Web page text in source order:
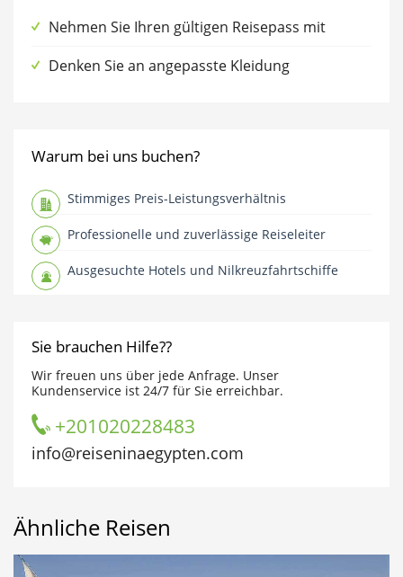
Nehmen Sie Ihren gültigen Reisepass mit
Denken Sie an angepasste Kleidung
Warum bei uns buchen?
Stimmiges Preis-Leistungsverhältnis
Professionelle und zuverlässige Reiseleiter
Ausgesuchte Hotels und Nilkreuzfahrtschiffe
Sie brauchen Hilfe??
Wir freuen uns über jede Anfrage. Unser
Kundenservice ist 24/7 für Sie erreichbar.
+201020228483
info@reiseninaegypten.com
Ähnliche Reisen